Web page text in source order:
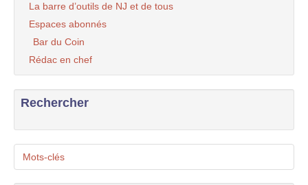
La barre d’outils de NJ et de tous
Espaces abonnés
Bar du Coin
Rédac en chef
Rechercher
Mots-clés